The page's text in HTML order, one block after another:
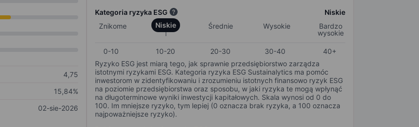
4,75
15,84%
02-sie-2026
Kategoria ryzyka ESG
Niskie
Znikome
Niskie Średnie Wysokie
Bardzo
wysokie
0-10 10-20 20-30 30-40
40+
Ryzyko ESG jest miarą tego, jak sprawnie przedsiębiorstwo zarządza
istotnymi ryzykami ESG. Kategoria ryzyka ESG Sustainalytics ma pomóc
inwestorom w zidentyfikowaniu i zrozumieniu istotnych finansowo ryzyk ESG
na poziomie przedsiębiorstwa oraz sposobu, w jaki ryzyka te mogą wpłynąć
na długoterminowe wyniki inwestycji kapitałowych. Skala wynosi od 0 do
100. Im mniejsze ryzyko, tym lepiej (0 oznacza brak ryzyka, a 100 oznacza
najpoważniejsze ryzyko).